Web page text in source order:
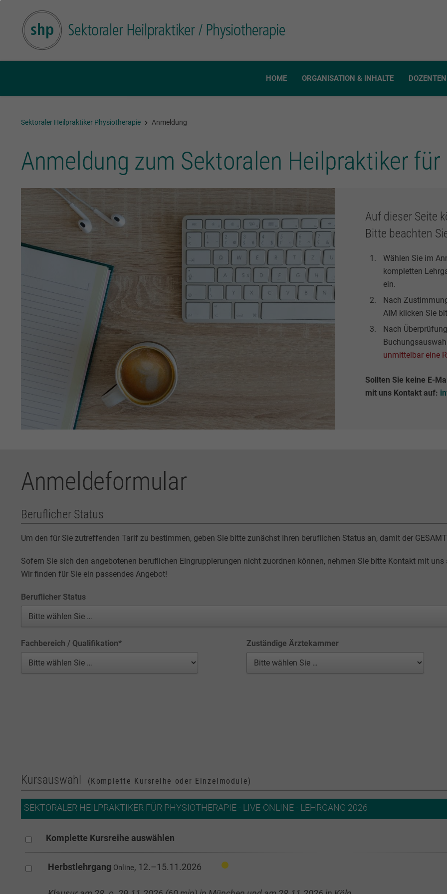
HOME ORGANISATION & INHALTE DOZENTEN
Sektoraler Heilpraktiker Physiotherapie Anmeldung
Anmeldung zum Sektoralen Heilpraktiker
Auf dieser Seite
Bitte beachten
Wählen Sie im
kompletten
ein.
Nach
AIM klicken Sie
Nach
unmittelbar eine
Sollten Sie keine E-
mit uns Kontakt auf:
Anmeldeformular
Beruflicher Status
Um den für Sie zutreffenden Tarif zu bestimmen, geben Sie bitte zunächst Ihren beruflichen Status an, damit der
Sofern Sie sich den angebotenen beruflichen Eingruppierungen nicht zuordnen können, nehmen Sie bitte Kontakt mit uns
Wir finden für Sie ein passendes Angebot!
Beruflicher Status
Fachbereich / Qualifikation* Zuständige Ärztekammer
Kursauswahl (Komplette Kursreihe oder Einzelmodule)
SEKTORALER HEILPRAKTIKER FÜR PHYSIOTHERAPIE - LIVE-ONLINE - LEHRGANG 2026
Komplette Kursreihe auswählen
Herbstlehrgang Online, 12.–15.11.2026